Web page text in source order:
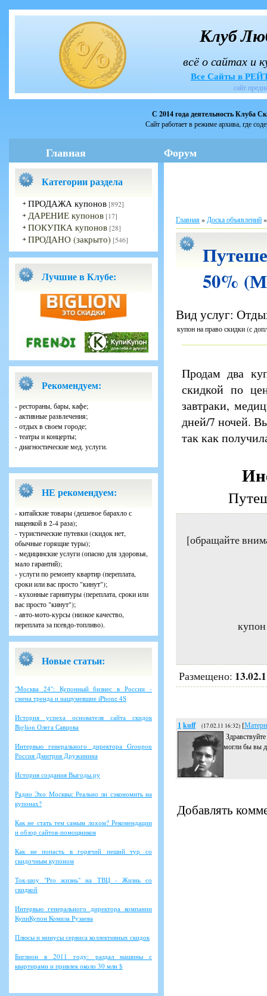
Клуб
всё о сайтах и
Все Сайты в
сайт
С 2014 года деятельность Клуба
Сайт работает в режиме архива, где
Главная Форум
Категории раздела
ПРОДАЖА купонов [892]
ДАРЕНИЕ купонов [17]
ПОКУПКА купонов [28]
ПРОДАНО (закрыто) [546]
Лучшие в Клубе:
Рекомендуем:
- рестораны, бары, кафе;
- активные развлечения;
- отдых в своем городе;
- театры и концерты;
- диагностические мед. услуги.
НЕ рекомендуем:
- китайские товары (дешевое барахло с
наценкой в 2-4 раза);
- туристические путевки (скидок нет,
обычные горящие туры);
- медицинские услуги (опасно для здоровья,
мало гарантий);
- услуги по ремонту квартир (переплата,
сроки или вас просто "кинут");
- кухонные гарнитуры (переплата, сроки или
вас просто "кинут");
- авто-мото-курсы (низкое качество,
переплата за псевдо-топливо).
Новые статьи:
"Москва 24": Купонный бизнес в России -
смена тренда и нашумевшие iPhone 4S
История успеха основателя сайта скидок
Biglion Олега Савцова
Интервью генерального директора Groupon
Россия Дмитрия Дружинина
История создания Выгоды.ру
Радио Эхо Москвы: Реально ли сэкономить на
купонах?
Как не стать тем самым лохом? Рекомендации
и обзор сайтов-помощников
Как не попасть в горячий пеший тур со
скидочным купоном
Ток-шоу "Pro жизнь" на ТВЦ - Жизнь со
скидкой
Интервью генерального директора компании
КупиКупон Комила Рузаева
Плюсы и минусы сервиса коллективных скидок
Биглион в 2011 году: раздал машины с
квартирами и привлек около 30 млн $
Главная» Доска объявлений
50%
Вид услуг:
купон на право скидки (с
Продам два
скидкой по
завтраки,
дней/7 ночей.
так как
[обращайте
Размещено:
1 kuff (17.02.11 16:32) [
могли бы вы
Добавлять